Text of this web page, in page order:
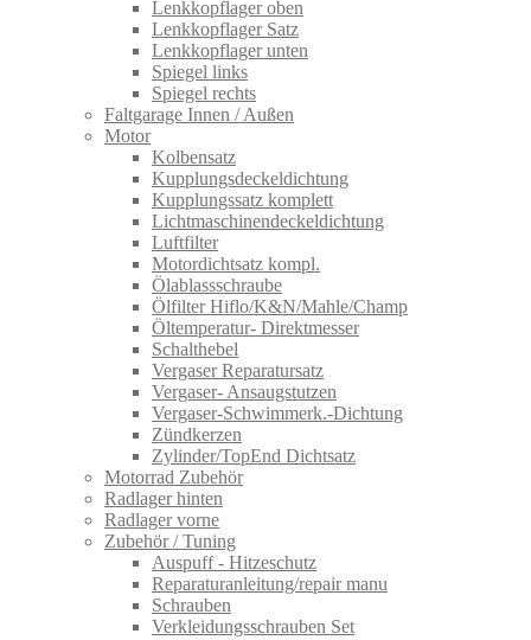
Lenkkopflager oben
Lenkkopflager Satz
Lenkkopflager unten
Spiegel links
Spiegel rechts
Faltgarage Innen / Außen
Motor
Kolbensatz
Kupplungsdeckeldichtung
Kupplungssatz komplett
Lichtmaschinendeckeldichtung
Luftfilter
Motordichtsatz kompl.
Ölablassschraube
Ölfilter Hiflo/K&N/Mahle/Champ
Öltemperatur- Direktmesser
Schalthebel
Vergaser Reparatursatz
Vergaser- Ansaugstutzen
Vergaser-Schwimmerk.-Dichtung
Zündkerzen
Zylinder/TopEnd Dichtsatz
Motorrad Zubehör
Radlager hinten
Radlager vorne
Zubehör / Tuning
Auspuff - Hitzeschutz
Reparaturanleitung/repair manu
Schrauben
Verkleidungsschrauben Set